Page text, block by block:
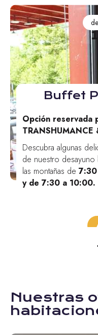
Buffet
Opción reservada
TRANSHUMANCE
Descubra algunas
de nuestro desayuno
las montañas de
y de 7:30 a 10:00.
Nuestras